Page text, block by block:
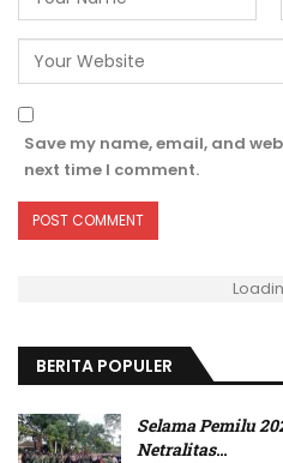
Save my name, email, and
next time I comment.
BERITA POPULER
Selama Pemilu
Netralitas…